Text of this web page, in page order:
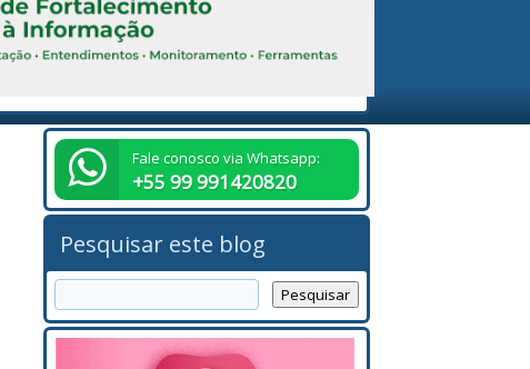
Fale conosco via Whatsapp:
+55 99 991420820
Pesquisar este blog